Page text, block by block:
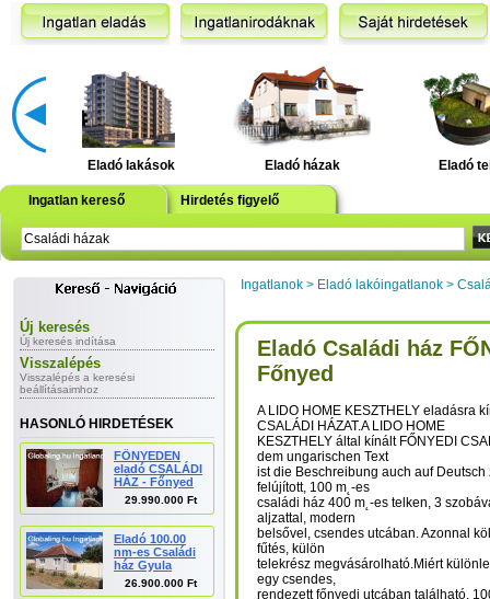
Eladó lakások Eladó házak Eladó
Ingatlan kereső Hirdetés figyelő
Új keresés
Új keresés indítása
Visszalépés
Visszalépés a keresési
beállításaimhoz
HASONLÓ HIRDETÉSEK
FŐNYEDEN
eladó CSALÁDI
HÁZ - Főnyed
29.990.000 Ft
Eladó 100.00
nm-es Családi
ház Gyula
26.900.000 Ft
Ingatlanok > Eladó lakóingatlanok >
Eladó Családi ház
Főnyed
A LIDO HOME KESZTHELY eladásra
CSALÁDI HÁZAT.A LIDO HOME
KESZTHELY által kínált FŐNYEDI
dem ungarischen Text
ist die Beschreibung auch auf Deutsch
felújított, 100 m˛-es
családi ház 400 m˛-es telken, 3
aljzattal, modern
belsővel, csendes utcában. Azonnal
fűtés, külön
telekrész megvásárolható.Miért
egy csendes,
rendezett főnyedi utcában található,